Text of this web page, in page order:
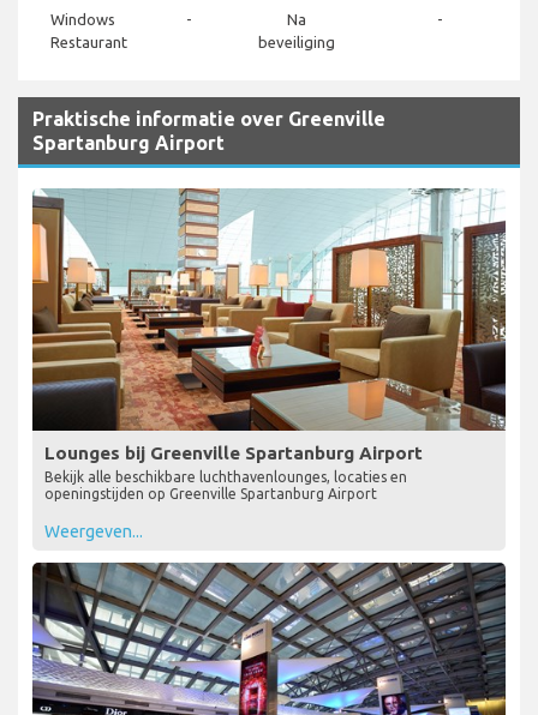
Windows
Restaurant
-
Na
beveiliging
-
Praktische informatie over Greenville
Spartanburg Airport
Lounges bij Greenville Spartanburg Airport
Bekijk alle beschikbare luchthavenlounges, locaties en
openingstijden op Greenville Spartanburg Airport
Weergeven...